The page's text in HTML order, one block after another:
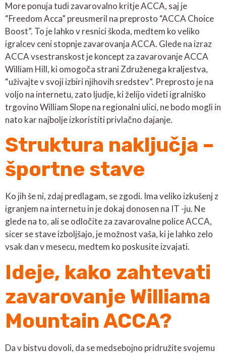
More ponuja tudi zavarovalno kritje ACCA, saj je
“Freedom Acca” preusmeril na preprosto “ACCA Choice
Boost”. To je lahko v resnici škoda, medtem ko veliko
igralcev ceni stopnje zavarovanja ACCA. Glede na izraz
ACCA vsestranskost je koncept za zavarovanje ACCA
William Hill, ki omogoča strani Združenega kraljestva,
“uživajte v svoji izbiri njihovih sredstev”. Preprosto je na
voljo na internetu, zato ljudje, ki želijo videti igralniško
trgovino William Slope na regionalni ulici, ne bodo mogli in
nato kar najbolje izkoristiti privlačno dajanje.
Struktura naključja –
športne stave
Ko jih še ni, zdaj predlagam, se zgodi. Ima veliko izkušenj z
igranjem na internetu in je dokaj donosen na IT -ju. Ne
glede na to, ali se odločite za zavarovalne police ACCA,
sicer se stave izboljšajo, je možnost vaša, ki je lahko zelo
vsak dan v mesecu, medtem ko poskusite izvajati.
Ideje, kako zahtevati
zavarovanje Williama
Mountain ACCA?
Da v bistvu dovoli, da se medsebojno pridružite svojemu